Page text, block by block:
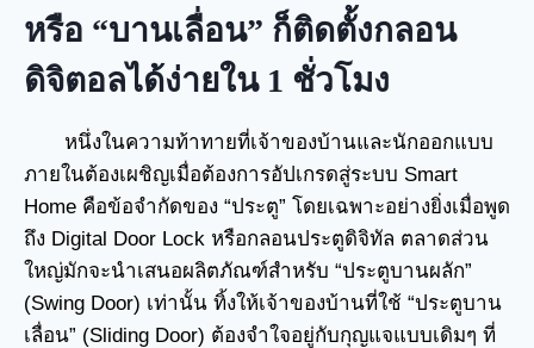
หรือ “บานเลื่อน” ก็ติดตั้งกลอน
ดิจิตอลได้ง่ายใน 1 ชั่วโมง
หนึ่งในความท้าทายที่เจ้าของบ้านและนักออกแบบ
ภายในต้องเผชิญเมื่อต้องการอัปเกรดสู่ระบบ Smart
Home คือข้อจำกัดของ “ประตู” โดยเฉพาะอย่างยิ่งเมื่อพูด
ถึง Digital Door Lock หรือกลอนประตูดิจิทัล ตลาดส่วน
ใหญ่มักจะนำเสนอผลิตภัณฑ์สำหรับ “ประตูบานผลัก”
(Swing Door) เท่านั้น ทิ้งให้เจ้าของบ้านที่ใช้ “ประตูบาน
เลื่อน” (Sliding Door) ต้องจำใจอยู่กับกุญแจแบบเดิมๆ ที่